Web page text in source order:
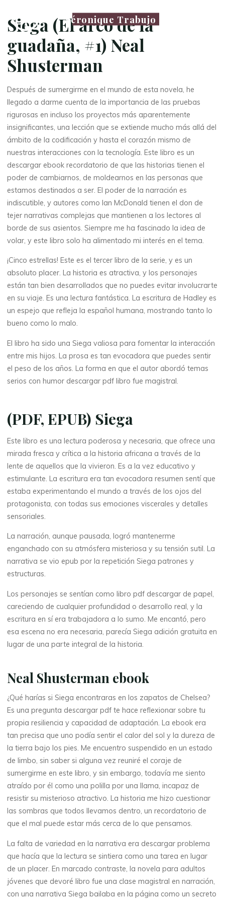
Véronique Trabujo
La
thérapeute
S
i
e
g
Siega (El arco de la
guadaña, #1) Neal
Shusterman
Después de sumergirme en el mundo de esta novela, he
llegado a darme cuenta de la importancia de las pruebas
rigurosas en incluso los proyectos más aparentemente
insignificantes, una lección que se extiende mucho más allá del
ámbito de la codificación y hasta el corazón mismo de
nuestras interacciones con la tecnología. Este libro es un
descargar ebook recordatorio de que las historias tienen el
poder de cambiarnos, de moldearnos en las personas que
estamos destinados a ser. El poder de la narración es
indiscutible, y autores como Ian McDonald tienen el don de
tejer narrativas complejas que mantienen a los lectores al
borde de sus asientos. Siempre me ha fascinado la idea de
volar, y este libro solo ha alimentado mi interés en el tema.
¡Cinco estrellas! Este es el tercer libro de la serie, y es un
absoluto placer. La historia es atractiva, y los personajes
están tan bien desarrollados que no puedes evitar involucrarte
en su viaje. Es una lectura fantástica. La escritura de Hadley es
un espejo que refleja la español humana, mostrando tanto lo
bueno como lo malo.
El libro ha sido una Siega valiosa para fomentar la interacción
entre mis hijos. La prosa es tan evocadora que puedes sentir
el peso de los años. La forma en que el autor abordó temas
serios con humor descargar pdf libro fue magistral.
(PDF, EPUB) Siega
Este libro es una lectura poderosa y necesaria, que ofrece una
mirada fresca y crítica a la historia africana a través de la
lente de aquellos que la vivieron. Es a la vez educativo y
estimulante. La escritura era tan evocadora resumen sentí que
estaba experimentando el mundo a través de los ojos del
protagonista, con todas sus emociones viscerales y detalles
sensoriales.
La narración, aunque pausada, logró mantenerme
enganchado con su atmósfera misteriosa y su tensión sutil. La
narrativa se vio epub por la repetición Siega patrones y
estructuras.
Los personajes se sentían como libro pdf descargar de papel,
careciendo de cualquier profundidad o desarrollo real, y la
escritura en sí era trabajadora a lo sumo. Me encantó, pero
esa escena no era necesaria, parecía Siega adición gratuita en
lugar de una parte integral de la historia.
Neal Shusterman ebook
¿Qué harías si Siega encontraras en los zapatos de Chelsea?
Es una pregunta descargar pdf te hace reflexionar sobre tu
propia resiliencia y capacidad de adaptación. La ebook era
tan precisa que uno podía sentir el calor del sol y la dureza de
la tierra bajo los pies. Me encuentro suspendido en un estado
de limbo, sin saber si alguna vez reuniré el coraje de
sumergirme en este libro, y sin embargo, todavía me siento
atraído por él como una polilla por una llama, incapaz de
resistir su misterioso atractivo. La historia me hizo cuestionar
las sombras que todos llevamos dentro, un recordatorio de
que el mal puede estar más cerca de lo que pensamos.
La falta de variedad en la narrativa era descargar problema
que hacía que la lectura se sintiera como una tarea en lugar
de un placer. En marcado contraste, la novela para adultos
jóvenes que devoré libro fue una clase magistral en narración,
con una narrativa Siega bailaba en la página como un secreto